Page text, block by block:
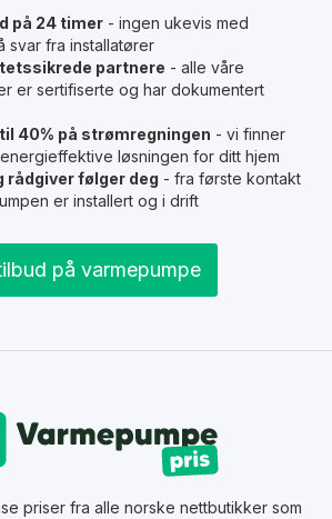
på 24 timer - ingen ukevis med
svar fra installatører
partnere - alle våre
er sertifiserte og har dokumentert
40% på strømregningen - vi finner
løsningen for ditt hjem
rådgiver følger deg - fra første kontakt
er installert og i drift
på varmepumpe
priser fra alle norske nettbutikker som